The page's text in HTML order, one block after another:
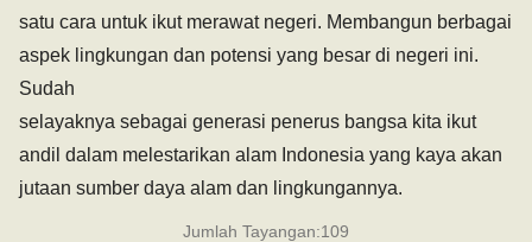
satu cara untuk ikut merawat negeri. Membangun berbagai
aspek lingkungan dan potensi yang besar di negeri ini.
Sudah
selayaknya sebagai generasi penerus bangsa kita ikut
andil dalam melestarikan alam Indonesia yang kaya akan
jutaan sumber daya alam dan lingkungannya.
Jumlah Tayangan:109